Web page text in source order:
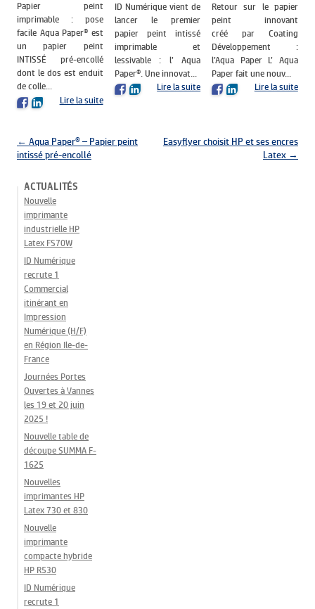
Papier peint
imprimable : pose
facile Aqua Paper® est
un papier peint
INTISSÉ pré-encollé
dont le dos est enduit
de colle...
Lire la suite
ID Numérique vient de
lancer le premier
papier peint intissé
imprimable et
lessivable : l’ Aqua
Paper®. Une innovat...
Lire la suite
Retour sur le papier
peint innovant
créé par Coating
Développement :
l’Aqua Paper L’ Aqua
Paper fait une nouv...
Lire la suite
Navigation des articles
← Aqua Paper® – Papier peint
intissé pré-encollé
Easyflyer choisit HP et ses encres
Latex →
ACTUALITÉS
Nouvelle
imprimante
industrielle HP
Latex FS70W
ID Numérique
recrute 1
Commercial
itinérant en
Impression
Numérique (H/F)
en Région Ile-de-
France
Journées Portes
Ouvertes à Vannes
les 19 et 20 juin
2025 !
Nouvelle table de
découpe SUMMA F-
1625
Nouvelles
imprimantes HP
Latex 730 et 830
Nouvelle
imprimante
compacte hybride
HP R530
ID Numérique
recrute 1